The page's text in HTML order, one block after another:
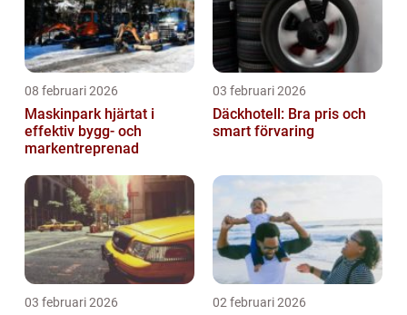
08 februari 2026
Maskinpark hjärtat i
effektiv bygg- och
markentreprenad
03 februari 2026
Däckhotell: Bra pris och
smart förvaring
03 februari 2026 02 februari 2026